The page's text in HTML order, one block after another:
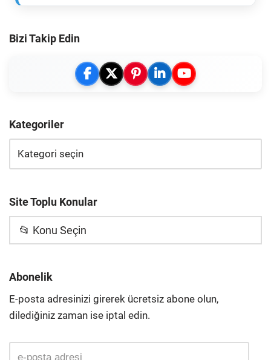
Bizi Takip Edin
Kategoriler
Site Toplu Konular
📂 Konu Seçin
Abonelik
E-posta adresinizi girerek ücretsiz abone olun,
dilediğiniz zaman ise iptal edin.